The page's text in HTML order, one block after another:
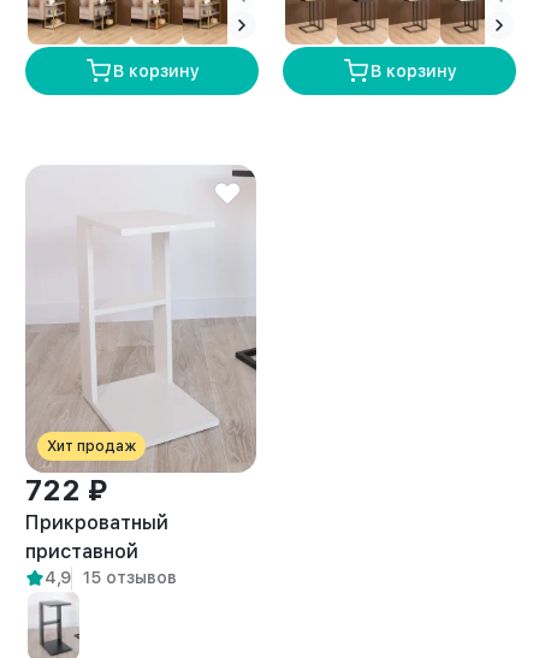
В корзину В корзину
Хит продаж
722 ₽
Прикроватный
приставной
журнальный столик
Вейна белый
4,9 15 отзывов